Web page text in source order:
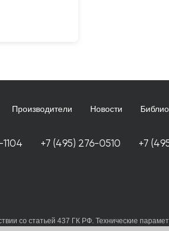
Производители Новости
+7 (495) 276-0510 +7
со статьей 437 ГК РФ. Технические